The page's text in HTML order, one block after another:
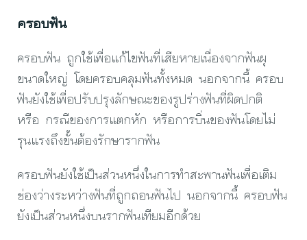
ครอบฟัน
ครอบฟัน ถูกใช้เพื่อแก้ไขฟันที่เสียหายเนื่องจากฟันผุ
ขนาดใหญ่ โดยครอบคลุมฟันทั้งหมด นอกจากนี้ ครอบ
ฟันยังใช้เพื่อปรับปรุงลักษณะของรูปร่างฟันที่ผิดปกติ
หรือ กรณีของการแตกหัก หรือการบิ่นของฟันโดยไม่
รุนแรงถึงขั้นต้องรักษารากฟัน
ครอบฟันยังใช้เป็นส่วนหนึ่งในการทำสะพานฟันเพื่อเติม
ช่องว่างระหว่างฟันที่ถูกถอนฟันไป นอกจากนี้ ครอบฟัน
ยังเป็นส่วนหนึ่งบนรากฟันเทียมอีกด้วย